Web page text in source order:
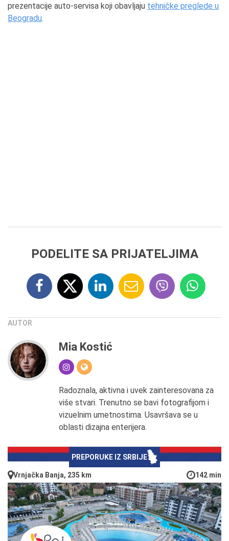
prezentacije auto-servisa koji obavljaju tehničke preglede u
Beogradu.
PODELITE SA PRIJATELJIMA
AUTOR
Mia Kostić
Radoznala, aktivna i uvek zainteresovana za
više stvari. Trenutno se bavi fotografijom i
vizuelnim umetnostima. Usavršava se u
oblasti dizajna enterijera.
PREPORUKE IZ SRBIJE
Vrnjačka Banja, 235 km 142 min